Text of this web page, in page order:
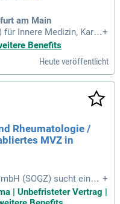
am Main
Innere Medizin, Kardi
der ambulanten Patie
willkommen. Zu den
strukturierte Arb
Unser Team bietet
mit internationaler Studi
in Frankfurt-Sachs
Nacht- oder Woche
Work-Life-Balance. W
und fördern Sie Ih
wertschätzenden
+
Benefits
Heute veröffentlicht
Rheumatologie /
MVZ in
(SOGZ) sucht einen
(m/w/d) in F
medizinischen Ve
+
| Unbefristeter Vertrag |